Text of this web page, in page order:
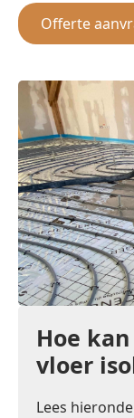
Offerte
Hoe
vloer
Lees